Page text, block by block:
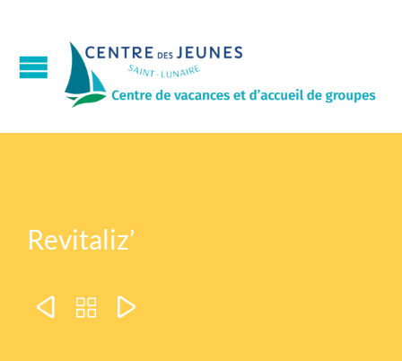
Revitaliz’
  